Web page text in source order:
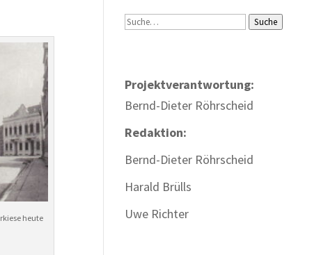
heute
Suche Suche
Projektverantwortung:
Bernd-Dieter Röhrscheid
Redaktion:
Bernd-Dieter Röhrscheid
Harald Brülls
Uwe Richter